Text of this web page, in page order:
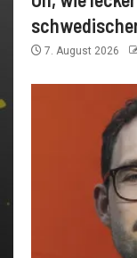
7. August 2026